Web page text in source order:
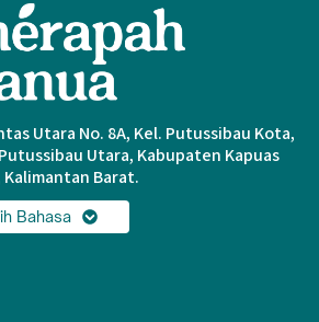
Utara No. 8A, Kel. Putussibau Kota,
Utara, Kabupaten Kapuas
Kalimantan Barat.
Bahasa